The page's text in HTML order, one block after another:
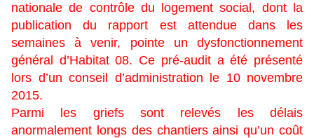
nationale de contrôle du logement social, dont la
publication du rapport est attendue dans les
semaines à venir, pointe un dysfonctionnement
général d’Habitat 08. Ce pré-audit a été présenté
lors d’un conseil d’administration le 10 novembre
2015.
Parmi les griefs sont relevés les délais
anormalement longs des chantiers ainsi qu’un coût